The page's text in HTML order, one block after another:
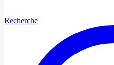
Recherche